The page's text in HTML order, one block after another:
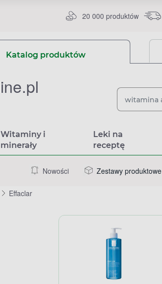
20 000 produktów
Katalog produktów
Witaminy i
minerały
Leki na
receptę
Nowości Zestawy produktowe
Effaclar